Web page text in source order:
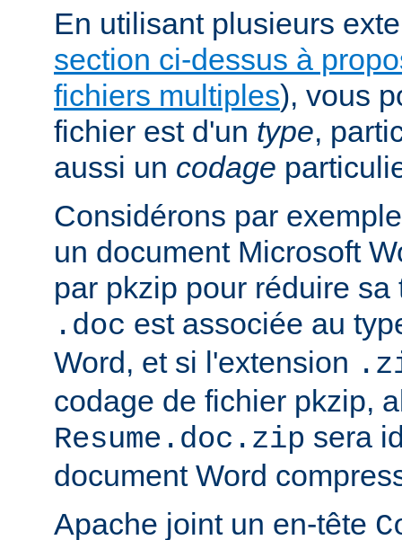
En utilisant plusieurs
section ci-dessus à
fichiers multiples), vous
fichier est d'un type,
aussi un codage
Considérons par
un document Microsoft
par pkzip pour réduire
.doc est associée au
Word, et si l'extension
codage de fichier pkzip,
Resume.doc.zip sera
document Word
Apache joint un en-tête